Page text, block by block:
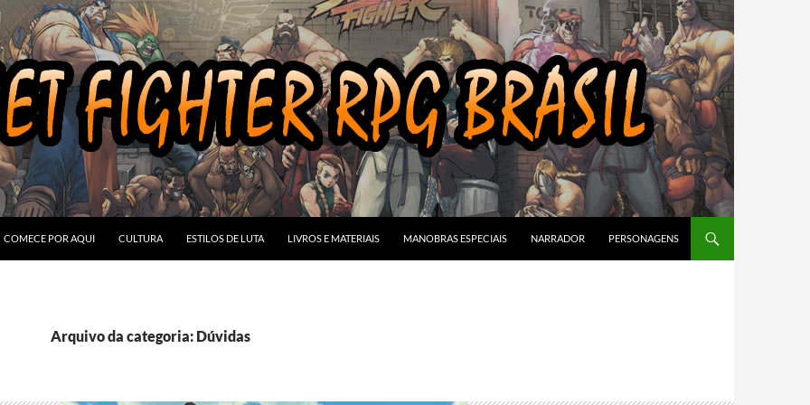
COMECE POR AQUI CULTURA ESTILOS DE LUTA LIVROS E MATERIAIS MANOBRAS ESPECIAIS NARRADOR PERSONAGENS
Arquivo da categoria: Dúvidas